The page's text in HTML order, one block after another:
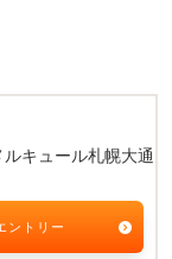
キュール札幌大通
ントリー